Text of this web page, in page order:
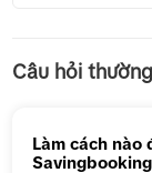
Câu hỏi
Làm cách